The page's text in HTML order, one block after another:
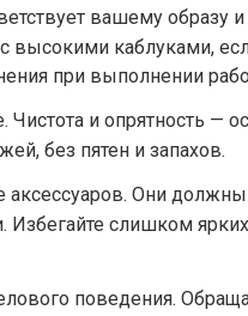
вашему образу
высокими каблуками,
при выполнении
Чистота и опрятность —
без пятен и запахов.
аксессуаров. Они
Избегайте слишком
поведения.